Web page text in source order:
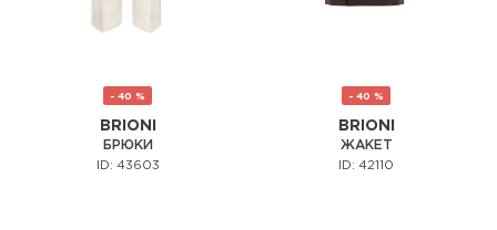
- 40 %
BRIONI
БРЮКИ
ID: 43603
- 40 %
BRIONI
ЖАКЕТ
ID: 42110